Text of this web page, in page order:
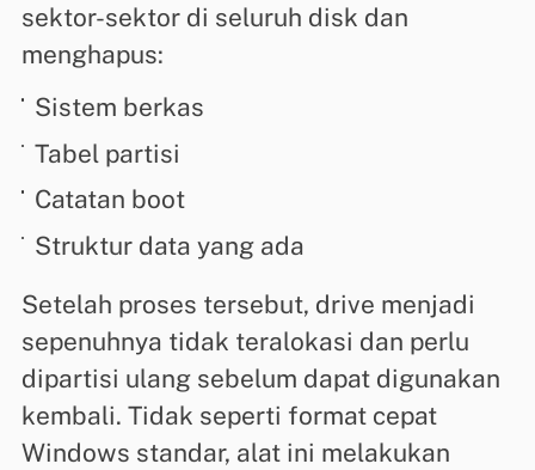
sektor-sektor di seluruh disk dan
menghapus:
Sistem berkas
Tabel partisi
Catatan boot
Struktur data yang ada
Setelah proses tersebut, drive menjadi
sepenuhnya tidak teralokasi dan perlu
dipartisi ulang sebelum dapat digunakan
kembali. Tidak seperti format cepat
Windows standar, alat ini melakukan